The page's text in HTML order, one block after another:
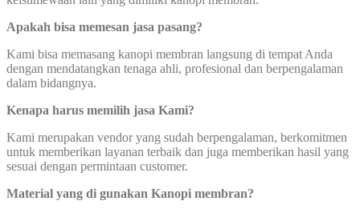
Apakah bisa memesan jasa pasang?
Kami bisa memasang kanopi membran langsung di tempat Anda
dengan mendatangkan tenaga ahli, profesional dan berpengalaman
dalam bidangnya.
Kenapa harus memilih jasa Kami?
Kami merupakan vendor yang sudah berpengalaman, berkomitmen
untuk memberikan layanan terbaik dan juga memberikan hasil yang
sesuai dengan permintaan customer.
Material yang di gunakan Kanopi membran?